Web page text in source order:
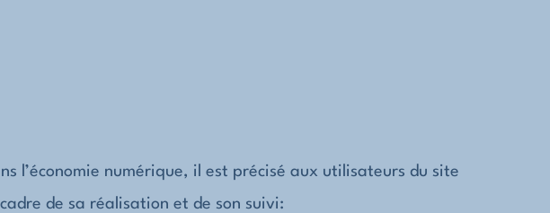
l’économie numérique, il est précisé aux utilisateurs du site
de sa réalisation et de son suivi: